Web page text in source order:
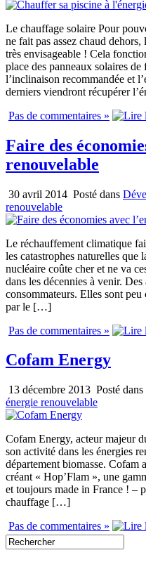
Le chauffage solaire Pour
ne fait pas assez chaud
très envisageable ! Cela
place des panneaux solaires
l’inclinaison recommandée et
derniers viendront récupérer
Pas de commentaires »
Faire des
renouvelable
30 avril 2014 Posté dans
renouvelable
Le réchauffement climatique
les catastrophes naturelles que
nucléaire coûte cher et ne va
dans les décennies à venir.
consommateurs. Elles sont
par le […]
Pas de commentaires »
Cofam Energy
13 décembre 2013 Posté dans
énergie renouvelable
Cofam Energy, acteur majeur
son activité dans les énergies
département biomasse. Cofam
créant « Hop’Flam », une
et toujours made in France ! –
chauffage […]
Pas de commentaires »